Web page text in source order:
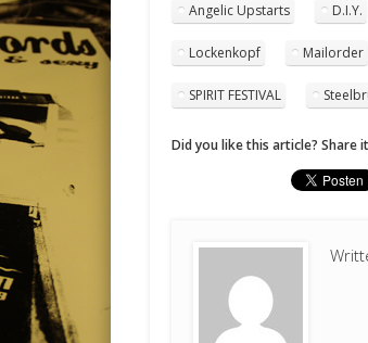
Angelic Upstarts D.I.Y.
Lockenkopf Mailorder
SPIRIT FESTIVAL
Did you like this article? Share